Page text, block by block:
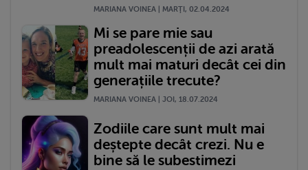
MARIANA VOINEA | MARŢI, 02.04.2024
Mi se pare mie sau
preadolescenții de azi arată
mult mai maturi decât cei din
generațiile trecute?
MARIANA VOINEA | JOI, 18.07.2024
Zodiile care sunt mult mai
deștepte decât crezi. Nu e
bine să le subestimezi